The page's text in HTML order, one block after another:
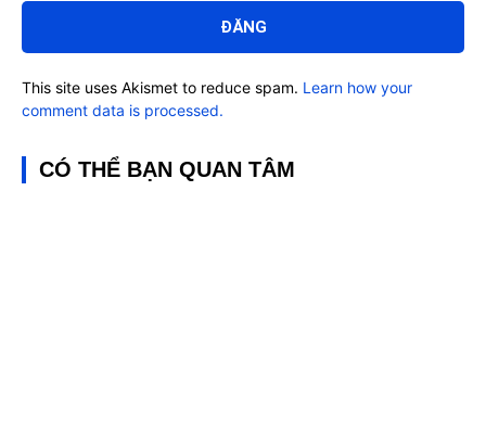
luận:
This site uses Akismet to reduce spam. Learn how your
comment data is processed.
CÓ THỂ BẠN QUAN TÂM